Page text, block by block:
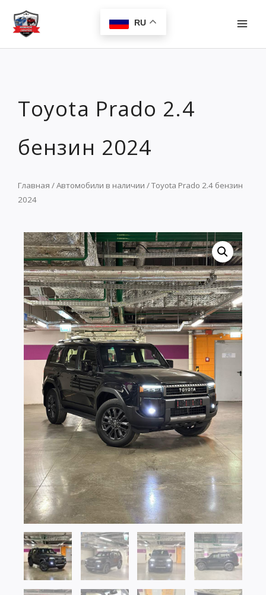
Перейти
содержимому
RU
Toyota Prado 2.4
бензин 2024
Главная /Автомобили в наличии / Toyota Prado 2.4 бензин
2024